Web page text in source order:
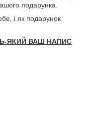
подарунка.
і як подарунок
ЯКИЙ ВАШ НАПИС